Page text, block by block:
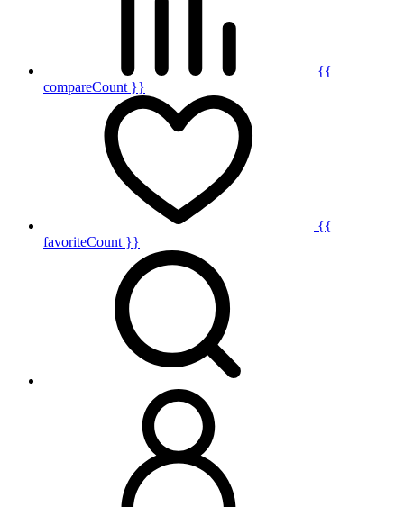
{{
compareCount }}
{{
favoriteCount }}